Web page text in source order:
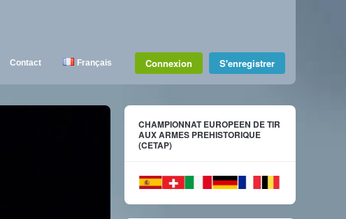
Contact Français Connexion S'enregistrer
CHAMPIONNAT EUROPEEN DE TIR
AUX ARMES PREHISTORIQUE
(CETAP)